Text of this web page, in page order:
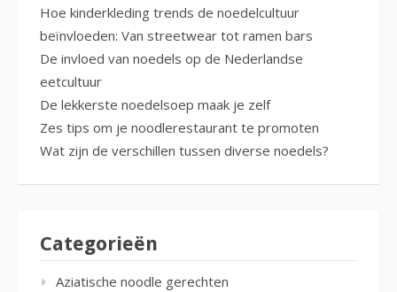
Hoe kinderkleding trends de noedelcultuur
beïnvloeden: Van streetwear tot ramen bars
De invloed van noedels op de Nederlandse
eetcultuur
De lekkerste noedelsoep maak je zelf
Zes tips om je noodlerestaurant te promoten
Wat zijn de verschillen tussen diverse noedels?
Categorieën
Aziatische noodle gerechten